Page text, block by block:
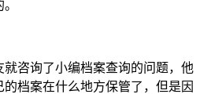
咨询了小编档案查询的问题，他
档案在什么地方保管了，但是因